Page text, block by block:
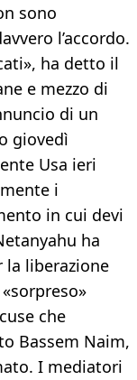
sono
l’accordo.
ha detto il
e mezzo di
di un
giovedì
Usa ieri
i
in cui devi
ha
la liberazione
che
Bassem Naim,
I mediatori